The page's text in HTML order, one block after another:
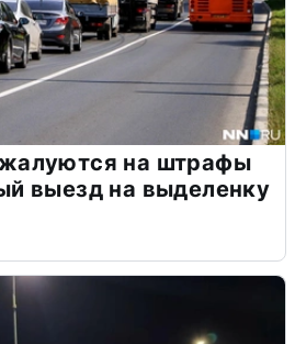
на штрафы
выезд на выделенку